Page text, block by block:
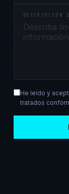
DESCRIPCIÓN
He leído y
tratados